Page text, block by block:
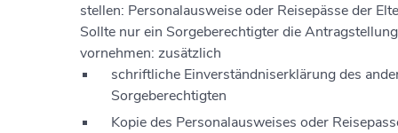
stellen: Personalausweise oder Reisepässe der
Sollte nur ein Sorgeberechtigter die Antragstellung
vornehmen: zusätzlich
schriftliche Einverständniserklärung des
Sorgeberechtigten
Kopie des Personalausweises oder